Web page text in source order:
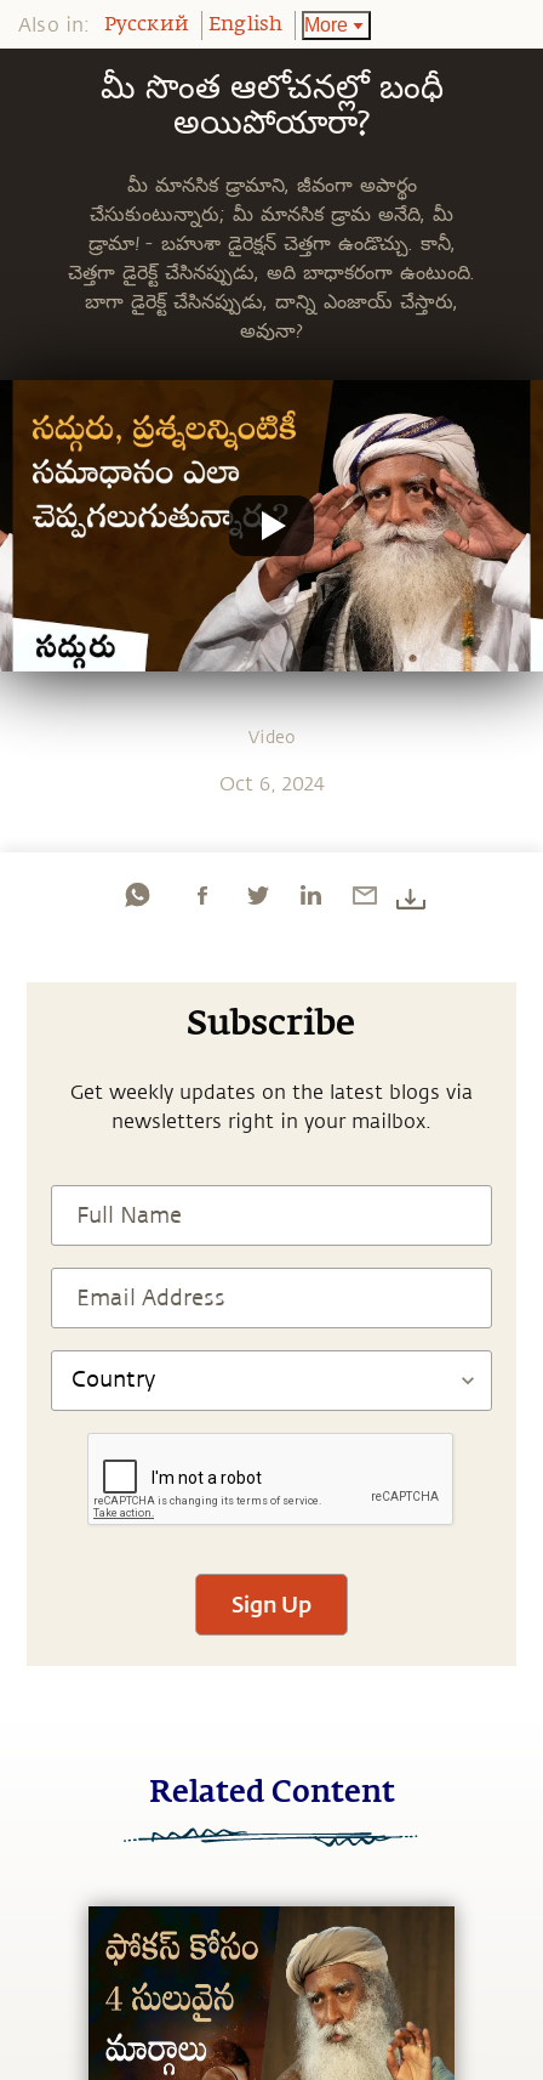
Also in: Pусский English More
మీ సొంత ఆలోచనల్లో బంధీ
అయిపోయారా?
మీ మానసిక డ్రామాని, జీవంగా అపార్థం
చేసుకుంటున్నారు; మీ మానసిక డ్రామ అనేది, మీ
డ్రామా! - బహుశా డైరెక్షన్ చెత్తగా ఉండొచ్చు. కానీ,
చెత్తగా డైరెక్ట్ చేసినప్పుడు, అది బాధాకరంగా ఉంటుంది.
బాగా డైరెక్ట్ చేసినప్పుడు, దాన్ని ఎంజాయ్ చేస్తారు,
అవునా?
Video
Oct 6, 2024
Subscribe
Get weekly updates on the latest blogs via
newsletters right in your mailbox.
Sign Up
Related Content